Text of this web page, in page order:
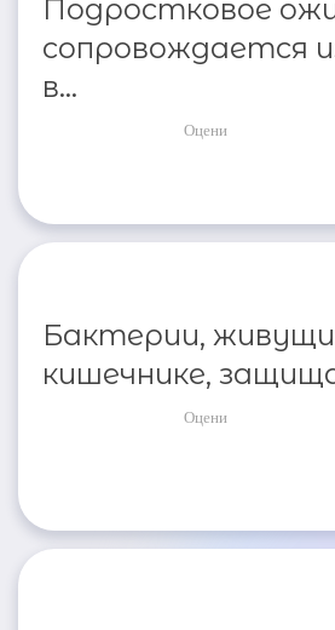
Подростковое
сопровождается
в...
Оцени
Бактерии,
кишечнике,
Оцени